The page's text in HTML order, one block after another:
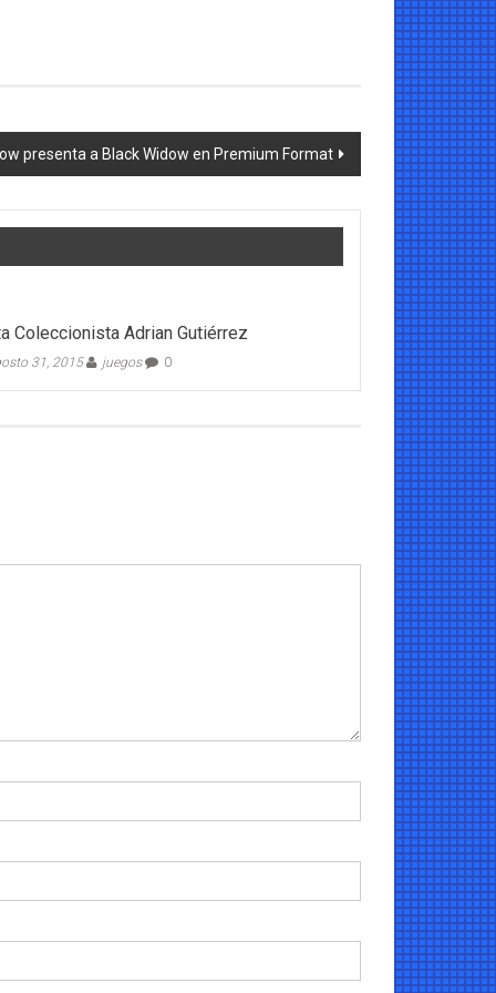
presenta a Black Widow en Premium Format
Coleccionista Adrian Gutiérrez
31, 2015 juegos 0